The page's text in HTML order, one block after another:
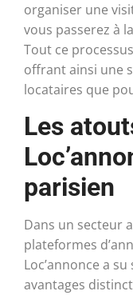
organiser une
vous passerez à
Tout ce
offrant ainsi une
locataires que
Les
parisien
Dans un secteur
plateformes
Loc’annonce a
avantages